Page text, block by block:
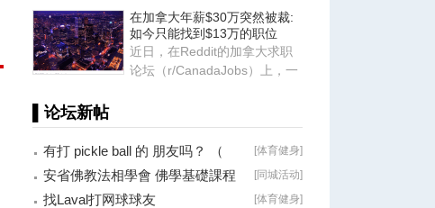
千年来从来没见过，因为月球
被
在加拿大年薪$30万突然被裁:
如今只能找到$13万的职位
近日，在Reddit的加拿大求职
论坛（r/CanadaJobs）上，一
▌论坛新帖
[体育健身]
有打 pickle ball 的 朋友吗？ （
Brossard
[同城活动]
安省佛教法相學會 佛學基礎課程
（第二十八
[体育健身]
找Laval打网球球友